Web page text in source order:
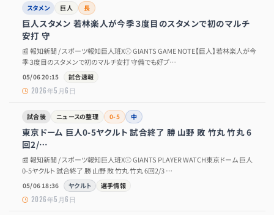
スタメン 巨人 長
巨人スタメン 若林楽人が今季３度目のスタメンで初のマルチ
安打 守
📰 報知新聞 / スポーツ報知巨人班X⚾ GIANTS GAME NOTE【巨人】若林楽人が今
季３度目のスタメンで初のマルチ安打 守備でも好プ…
05/06 20:15 試合速報
2026年5月6日
試合後 ニュースの整理 0-5 中
東京ドーム 巨人0-5ヤクルト 試合終了 勝 山野 敗 竹丸 竹丸 6
回2/…
📰 報知新聞 / スポーツ報知巨人班X⚾ GIANTS PLAYER WATCH東京ドーム 巨人
0-5ヤクルト 試合終了 勝 山野 敗 竹丸 竹丸 6回2/3 …
05/06 18:36 ヤクルト 選手情報
2026年5月6日